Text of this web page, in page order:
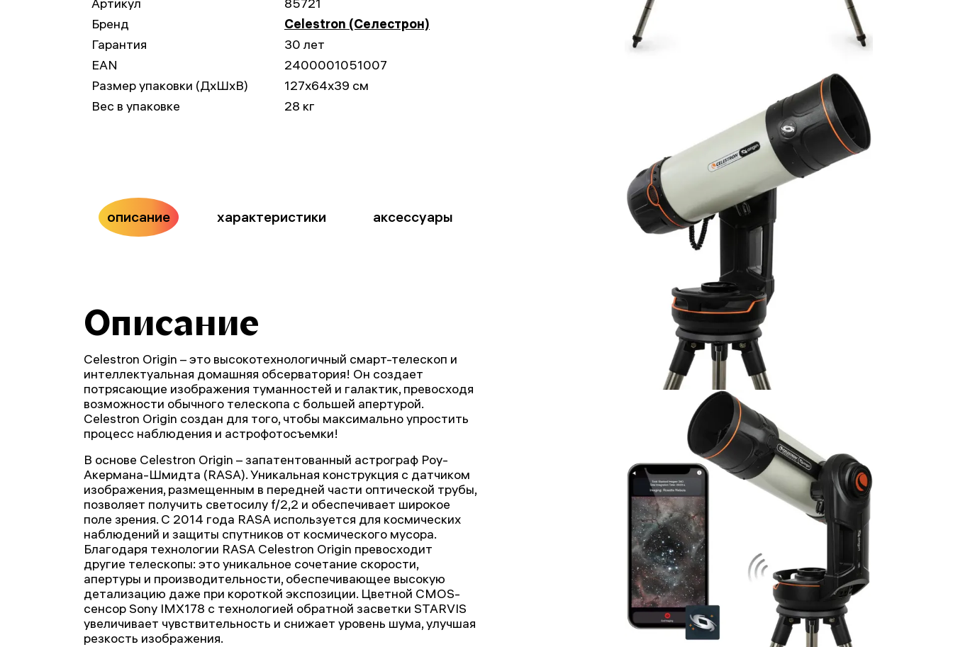
Бренд
Celestron (Селестрон)
Гарантия
30 лет
EAN
2400001051007
Размер упаковки (ДxШxВ)
127x64x39 см
Вес в упаковке
28 кг
описание характеристики аксессуары
Описание
Celestron Origin – это высокотехнологичный смарт-телескоп и
интеллектуальная домашняя обсерватория! Он создает
потрясающие изображения туманностей и галактик, превосходя
возможности обычного телескопа с большей апертурой.
Celestron Origin создан для того, чтобы максимально упростить
процесс наблюдения и астрофотосъемки!
В основе Celestron Origin – запатентованный астрограф Роу-
Акермана-Шмидта (RASA). Уникальная конструкция с датчиком
изображения, размещенным в передней части оптической трубы,
позволяет получить светосилу f/2,2 и обеспечивает широкое
поле зрения. С 2014 года RASA используется для космических
наблюдений и защиты спутников от космического мусора.
Благодаря технологии RASA Celestron Origin превосходит
другие телескопы: это уникальное сочетание скорости,
апертуры и производительности, обеспечивающее высокую
детализацию даже при короткой экспозиции. Цветной CMOS-
сенсор Sony IMX178 с технологией обратной засветки STARVIS
увеличивает чувствительность и снижает уровень шума, улучшая
резкость изображения.